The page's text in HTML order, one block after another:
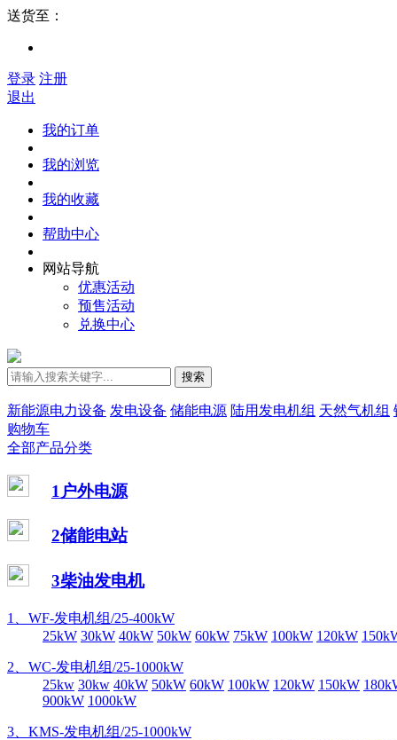
送货至：
登录 注册
退出
我的订单
我的浏览
我的收藏
帮助中心
网站导航
优惠活动
预售活动
兑换中心
搜索
新能源电力设备 发电设备 储能电源 陆用发电机组 天然气机组
购物车
全部产品分类
1户外电源
2储能电站
3柴油发电机
1、WF-发电机组/25-400kW
25kW 30kW 40kW 50kW 60kW 75kW 100kW 120kW
2、WC-发电机组/25-1000kW
25kw 30kw 40kW 50kW 60kW 100kW 120kW 150kW
900kW 1000kW
3、KMS-发电机组/25-1000kW